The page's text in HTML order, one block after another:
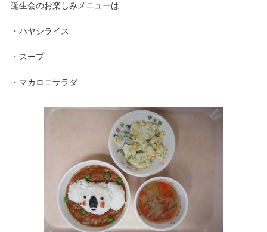
誕生会のお楽しみメニューは…
・ハヤシライス
・スープ
・マカロニサラダ